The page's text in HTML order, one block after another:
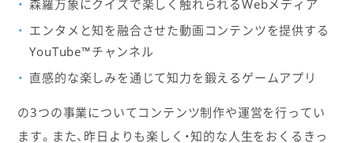
森羅万象にクイズで楽しく触れられるWebメディア
エンタメと知を融合させた動画コンテンツを提供する
YouTube™チャンネル
直感的な楽しみを通じて知力を鍛えるゲームアプリ
の3つの事業についてコンテンツ制作や運営を行ってい
ます。また、昨日よりも楽しく・知的な人生をおくるきっ